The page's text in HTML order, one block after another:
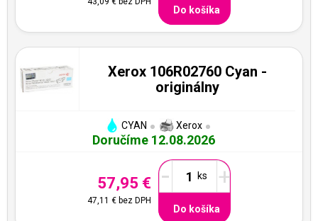
Do košíka
Xerox 106R02760 Cyan -
originálny
CYAN Xerox
Doručíme 12.08.2026
57,95 €
47,11 € bez DPH
- +
Do košíka